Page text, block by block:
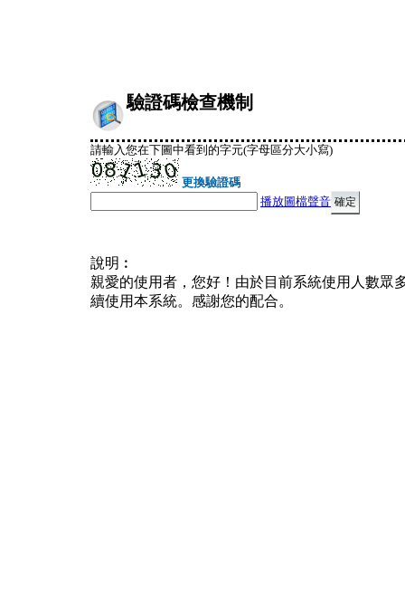
驗證碼檢查機制
請輸入您在下圖中看到的字元(字母區分大小寫)
更換驗證碼
播放圖檔聲音
說明︰
親愛的使用者，您好！由於目前系統使用人數眾
續使用本系統。感謝您的配合。